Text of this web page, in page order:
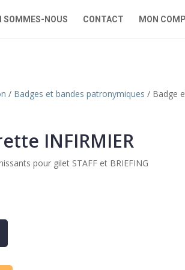
SOMMES-NOUS CONTACT MON
/ Badges et bandes patronymiques / Badge
INFIRMIER
pour gilet STAFF et BRIEFING